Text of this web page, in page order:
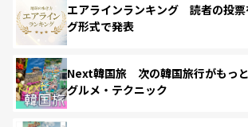
エアラインランキング 読者の投票
グ形式で発表
Next韓国旅 次の韓国旅行がもっと
グルメ・テクニック